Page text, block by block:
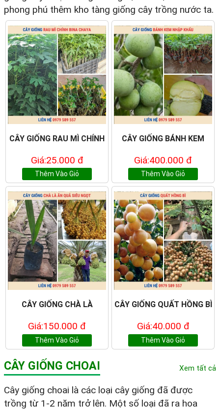
phong phú thêm kho tàng giống cây trồng nước ta.
CÂY GIỐNG RAU MÌ CHÍNH
Giá:25.000 đ
Thêm Vào Giỏ
CÂY GIỐNG BÁNH KEM
Giá:400.000 đ
Thêm Vào Giỏ
CÂY GIỐNG CHÀ LÀ
Giá:150.000 đ
Thêm Vào Giỏ
CÂY GIỐNG QUẤT HỒNG BÌ
Giá:40.000 đ
Thêm Vào Giỏ
CÂY GIỐNG CHOAI Xem tất cả
Cây giống choai là các loại cây giống đã được
trồng từ 1-2 năm trở lên. Một số loại đã ra hoa